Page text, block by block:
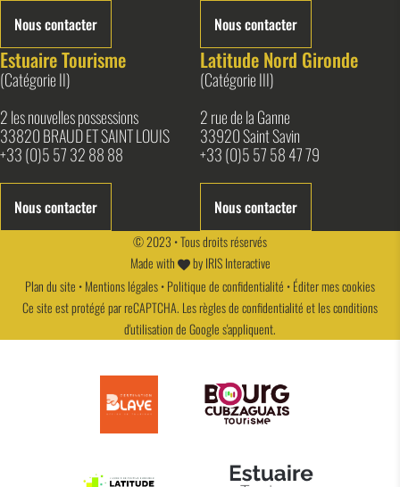
Nous contacter Nous contacter
Estuaire Tourisme
(Catégorie II)
2 les nouvelles possessions
33820 BRAUD ET SAINT LOUIS
+33 (0)5 57 32 88 88
Nous contacter
Latitude Nord Gironde
(Catégorie III)
2 rue de la Ganne
33920 Saint Savin
+33 (0)5 57 58 47 79
Nous contacter
© 2023 • Tous droits réservés
Made with
byIRIS Interactive
Plan du site •Mentions légales•Politique de confidentialité •Éditer mes cookies
Ce site est protégé par reCAPTCHA. Lesrègles de confidentialitéet lesconditions
d'utilisationde Google s'appliquent.